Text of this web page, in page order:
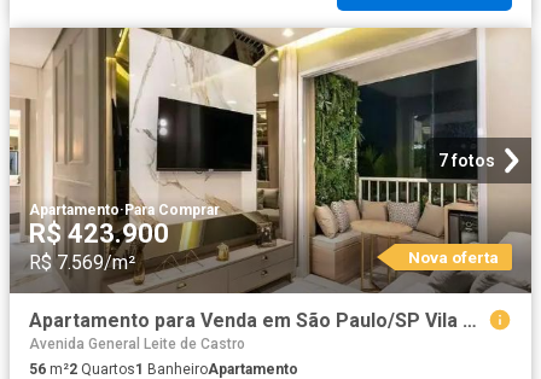
7 fotos
Apartamento· Para Comprar
R$ 423.900
R$ 7.569/m² Nova oferta
Apartamento para Venda em São Paulo/SP Vila Moraes 2 Quartos
Avenida General Leite de Castro
56 m²2 Quartos1 BanheiroApartamento